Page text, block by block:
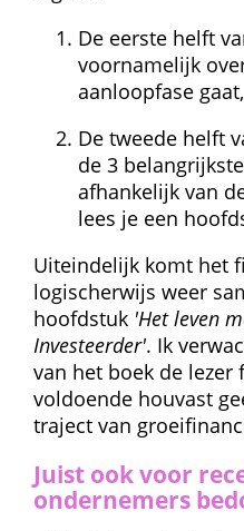
De eerste helft
voornamelijk
aanloopfase
De tweede helft
de 3
afhankelijk van
lees je een
Uiteindelijk komt het
logischerwijs weer
hoofdstuk 'Het leven
Investeerder'. Ik
van het boek de lezer
voldoende houvast
traject van
Juist ook voor
ondernemers